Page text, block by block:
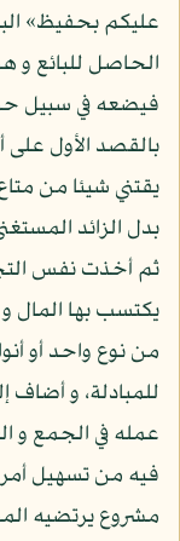
عليكم بحفيظ»
الحاصل للبائع و
فيضعه في سبيل
بالقصد الأول على
يقتني شيئا من
بدل الزائد
ثم أخذت نفس
يكتسب بها المال و
من نوع واحد أو
للمبادلة، و أضاف
عمله في الجمع و
فيه من تسهيل أمر
مشروع يرتضيه